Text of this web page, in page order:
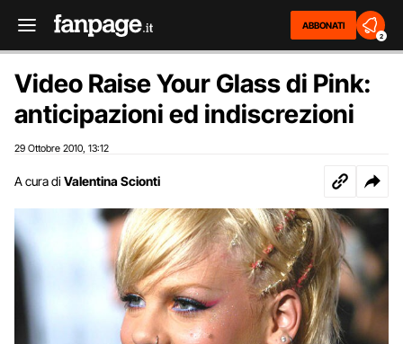
ABBONATI
2
Video Raise Your Glass di Pink:
anticipazioni ed indiscrezioni
29 Ottobre 2010 13:12
A cura di Valentina Scionti